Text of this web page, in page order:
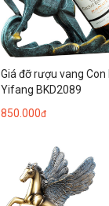
Giá đỡ rượu vang Con
Yifang BKD2089
850.000đ